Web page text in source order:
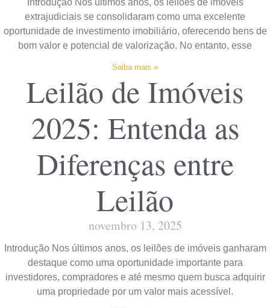
Introdução Nos últimos anos, os leilões de imóveis
extrajudiciais se consolidaram como uma excelente
oportunidade de investimento imobiliário, oferecendo bens de
bom valor e potencial de valorização. No entanto, esse
Saiba mais »
Leilão de Imóveis
2025: Entenda as
Diferenças entre
Leilão
novembro 13, 2025
Introdução Nos últimos anos, os leilões de imóveis ganharam
destaque como uma oportunidade importante para
investidores, compradores e até mesmo quem busca adquirir
uma propriedade por um valor mais acessível.